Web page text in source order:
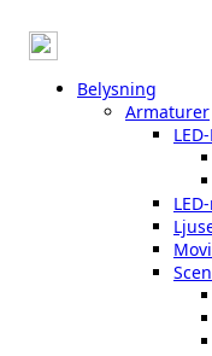
Belysning
Armaturer